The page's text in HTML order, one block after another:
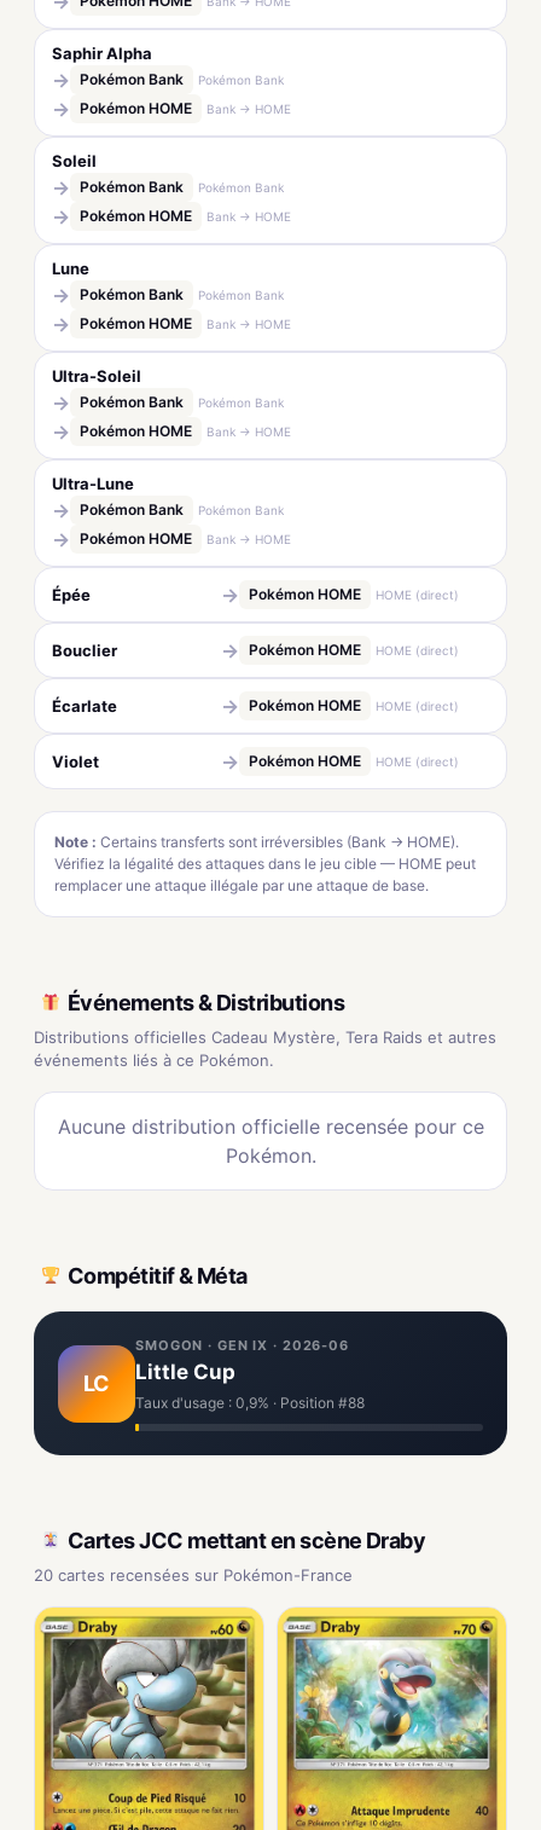
Saphir Alpha
→ Pokémon Bank Pokémon Bank
→ Pokémon HOME Bank → HOME
Soleil
→ Pokémon Bank Pokémon Bank
→ Pokémon HOME Bank → HOME
Lune
→ Pokémon Bank Pokémon Bank
→ Pokémon HOME Bank → HOME
Ultra-Soleil
→ Pokémon Bank Pokémon Bank
→ Pokémon HOME Bank → HOME
Ultra-Lune
→ Pokémon Bank Pokémon Bank
→ Pokémon HOME Bank → HOME
Épée → Pokémon HOME HOME (direct)
Bouclier → Pokémon HOME HOME (direct)
Écarlate → Pokémon HOME HOME (direct)
Violet → Pokémon HOME HOME (direct)
Note : Certains transferts sont irréversibles (Bank → HOME).
Vérifiez la légalité des attaques dans le jeu cible — HOME peut
remplacer une attaque illégale par une attaque de base.
Événements & Distributions
Distributions officielles Cadeau Mystère, Tera Raids et autres
événements liés à ce Pokémon.
Aucune distribution officielle recensée pour ce
Pokémon.
Compétitif & Méta
LC
SMOGON · GEN IX · 2026-06
Little Cup
Taux d'usage : 0,9% · Position #88
Cartes JCC mettant en scène Draby
20 cartes recensées sur Pokémon-France